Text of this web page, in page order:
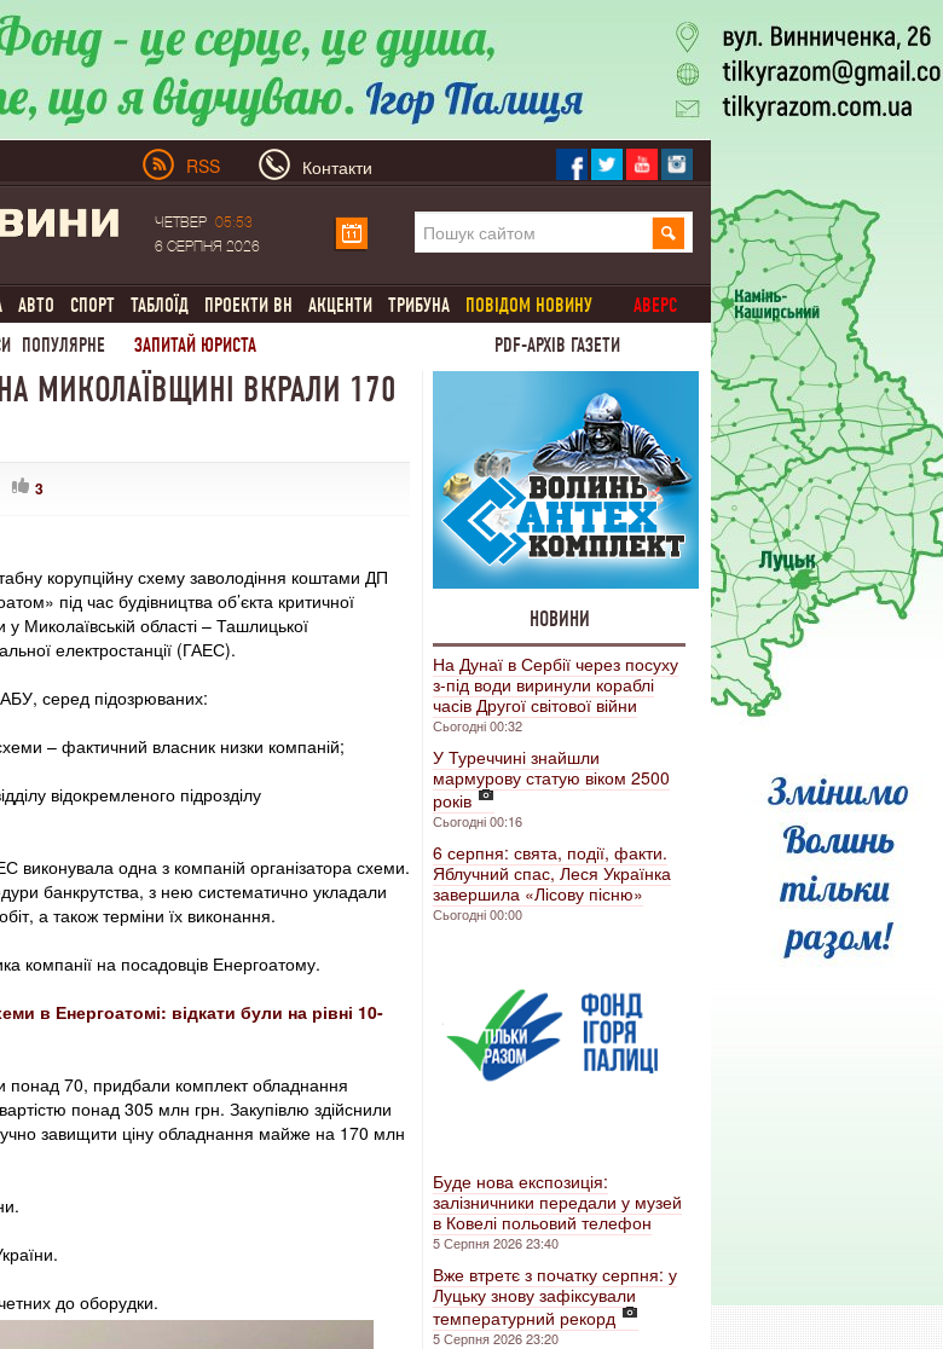
RSS Контакти
ЧЕТВЕР
05:53
6 СЕРПНЯ 2026
АВТО СПОРТ ТАБЛОЇД ПРОЕКТИ ВН АКЦЕНТИ ТРИБУНА ПОВІДОМ НОВИНУ
АВЕРС
ПОПУЛЯРНЕ ЗАПИТАЙ ЮРИСТА PDF-АРХІВ ГАЗЕТИ
МИКОЛАЇВЩИНІ ВКРАЛИ 170
3
корупційну схему заволодіння коштами ДП
під час будівництва об’єкта критичної
у Миколаївській області – Ташлицької
електростанції (ГАЕС).
серед підозрюваних:
– фактичний власник низки компаній;
відокремленого підрозділу
виконувала одна з компаній організатора схеми.
банкрутства, з нею систематично укладали
а також терміни їх виконання.
компанії на посадовців Енергоатому.
в Енергоатомі: відкати були на рівні 10-
понад 70, придбали комплект обладнання
понад 305 млн грн. Закупівлю здійснили
завищити ціну обладнання майже на 170 млн
до оборудки.
НОВИНИ
На Дунаї в Сербії через посуху
з-під води виринули кораблі
часів Другої світової війни
Сьогодні 00:32
У Туреччині знайшли
мармурову статую віком 2500
років
Сьогодні 00:16
6 серпня: свята, події, факти.
Яблучний спас, Леся Українка
завершила «Лісову пісню»
Сьогодні 00:00
Буде нова експозиція:
залізничники передали у музей
в Ковелі польовий телефон
5 Серпня 2026 23:40
Вже втретє з початку серпня: у
Луцьку знову зафіксували
температурний рекорд
5 Серпня 2026 23:20